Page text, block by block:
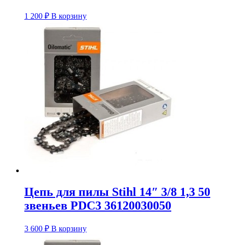
1 200 ₽ В корзину
Цепь для пилы Stihl 14″ 3/8 1,3 50
звеньев PDC3 36120030050
3 600 ₽ В корзину